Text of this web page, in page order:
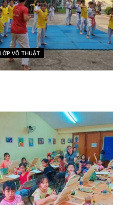
VÕ THUẬT